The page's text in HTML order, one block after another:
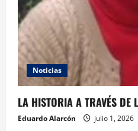
Noticias
LA HISTORIA A TRAVÉS DE
Eduardo Alarcón
julio 1, 2026